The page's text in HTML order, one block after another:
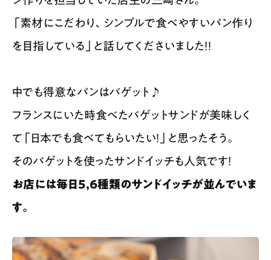
「素材にこだわり、シンプルで食べやすいパン作り
を目指している」と話してくださいました！！
中でも得意なパンはバゲット♪
フランスにいた時食べたバゲットサンドが美味しく
て「日本でも食べてもらいたい！」と思ったそう。
そのバゲットを使ったサンドイッチも人気です！
お店には毎日5,6種類のサンドイッチが並んでいま
す。